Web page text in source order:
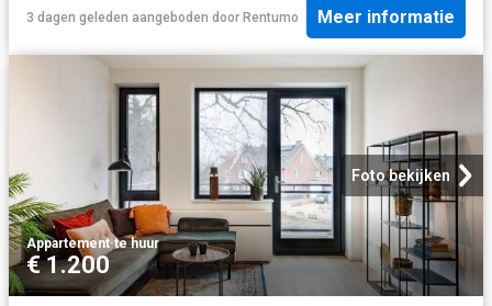
3 dagen geleden aangeboden door Rentumo Meer informatie
Foto bekijken
Appartement·te huur
€ 1.200